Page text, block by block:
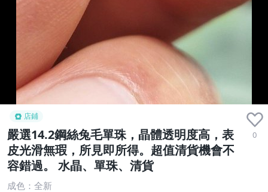
店鋪
嚴選14.2鋼絲兔毛單珠，晶體透明度高，表
皮光滑無瑕，所見即所得。超值清貨機會不
容錯過。 水晶、單珠、清貨
0
成色：全新